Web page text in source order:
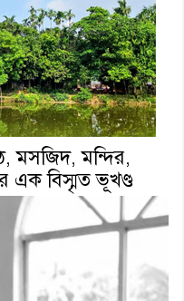
মসজিদ, মন্দির,
এক বিস্মৃত ভূখণ্ড